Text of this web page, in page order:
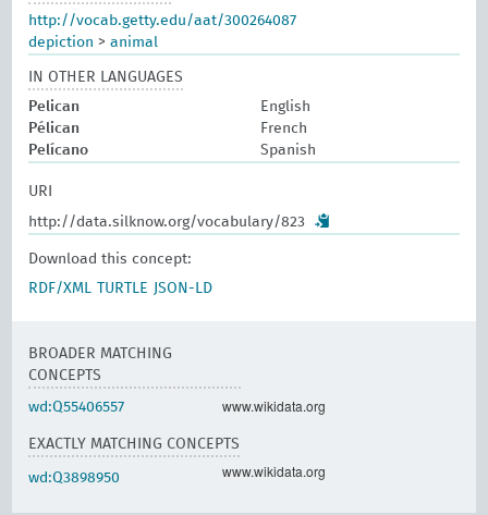
http://vocab.getty.edu/aat/300264087
depiction >animal
IN OTHER LANGUAGES
Pelican
English
Pélican
French
Pelícano
Spanish
URI
http://data.silknow.org/vocabulary/823
Download this concept:
RDF/XML
TURTLE JSON-LD
BROADER MATCHING
CONCEPTS
wd:Q55406557 www.wikidata.org
EXACTLY MATCHING CONCEPTS
wd:Q3898950 www.wikidata.org